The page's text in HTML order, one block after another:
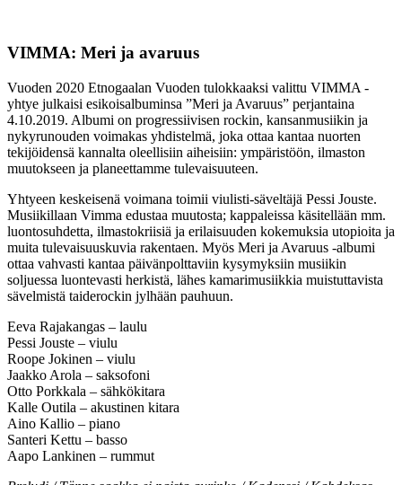
VIMMA: Meri ja avaruus
Vuoden 2020 Etnogaalan Vuoden tulokkaaksi valittu VIMMA -
yhtye julkaisi esikoisalbuminsa ”Meri ja Avaruus” perjantaina
4.10.2019. Albumi on progressiivisen rockin, kansanmusiikin ja
nykyrunouden voimakas yhdistelmä, joka ottaa kantaa nuorten
tekijöidensä kannalta oleellisiin aiheisiin: ympäristöön, ilmaston
muutokseen ja planeettamme tulevaisuuteen.
Yhtyeen keskeisenä voimana toimii viulisti-säveltäjä Pessi Jouste.
Musiikillaan Vimma edustaa muutosta; kappaleissa käsitellään mm.
luontosuhdetta, ilmastokriisiä ja erilaisuuden kokemuksia utopioita ja
muita tulevaisuuskuvia rakentaen. Myös Meri ja Avaruus -albumi
ottaa vahvasti kantaa päivänpolttaviin kysymyksiin musiikin
soljuessa luontevasti herkistä, lähes kamarimusiikkia muistuttavista
sävelmistä taiderockin jylhään pauhuun.
Eeva Rajakangas – laulu
Pessi Jouste – viulu
Roope Jokinen – viulu
Jaakko Arola – saksofoni
Otto Porkkala – sähkökitara
Kalle Outila – akustinen kitara
Aino Kallio – piano
Santeri Kettu – basso
Aapo Lankinen – rummut